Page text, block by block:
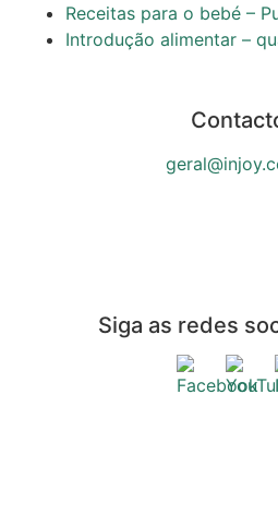
Receitas para o bebé –
Introdução alimentar –
Siga as redes